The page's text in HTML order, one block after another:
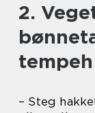
2.
tempeh
– Steg